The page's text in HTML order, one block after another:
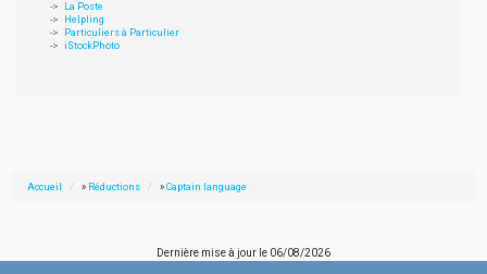
La Poste
Helpling
Particuliers à Particulier
iStockPhoto
Accueil » Réductions » Captain language
Dernière mise à jour le 06/08/2026